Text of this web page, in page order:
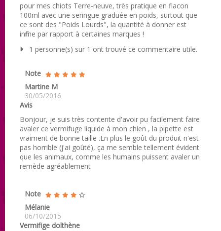
pour mes chiots Terre-neuve, très pratique en flacon
100ml avec une seringue graduée en poids, surtout que
ce sont des "Poids Lourds", la quantité à donner est
infime par rapport à certaines marques !
1 personne(s) sur 1 ont trouvé ce commentaire utile.
Note
Martine M
30/05/2016
Avis
Bonjour, je suis très contente d'avoir pu facilement faire
avaler ce vermifuge liquide à mon chien , la pipette est
vraiment de bonne taille .En plus le goût du produit n'est
pas horrible (j'ai goûté), ça me semble tellement évident
que les animaux, comme les humains puissent avaler un
remède agréablement
Note
Mélanie
06/10/2015
Vermifige dolthène